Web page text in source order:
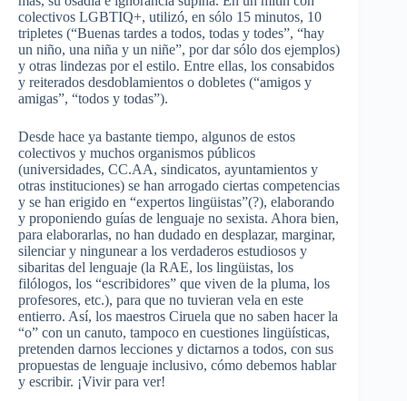
colectivos LGBTIQ+, utilizó, en sólo 15 minutos, 10
tripletes (“Buenas tardes a todos, todas y todes”, “hay
un niño, una niña y un niñe”, por dar sólo dos ejemplos)
y otras lindezas por el estilo. Entre ellas, los consabidos
y reiterados desdoblamientos o dobletes (“amigos y
amigas”, “todos y todas”).
Desde hace ya bastante tiempo, algunos de estos
colectivos y muchos organismos públicos
(universidades, CC.AA, sindicatos, ayuntamientos y
otras instituciones) se han arrogado ciertas competencias
y se han erigido en “expertos lingüistas”(?), elaborando
y proponiendo guías de lenguaje no sexista. Ahora bien,
para elaborarlas, no han dudado en desplazar, marginar,
silenciar y ningunear a los verdaderos estudiosos y
sibaritas del lenguaje (la RAE, los lingüistas, los
filólogos, los “escribidores” que viven de la pluma, los
profesores, etc.), para que no tuvieran vela en este
entierro. Así, los maestros Ciruela que no saben hacer la
“o” con un canuto, tampoco en cuestiones lingüísticas,
pretenden darnos lecciones y dictarnos a todos, con sus
propuestas de lenguaje inclusivo, cómo debemos hablar
y escribir. ¡Vivir para ver!